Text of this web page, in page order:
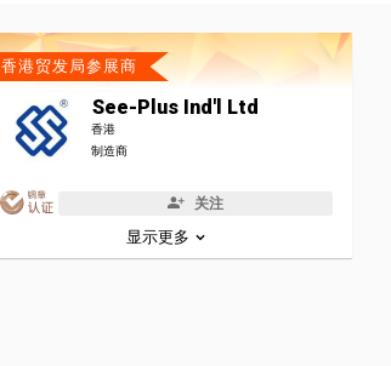
香港贸发局参展商
See-Plus Ind'l Ltd
香港
制造商
关注
显示更多